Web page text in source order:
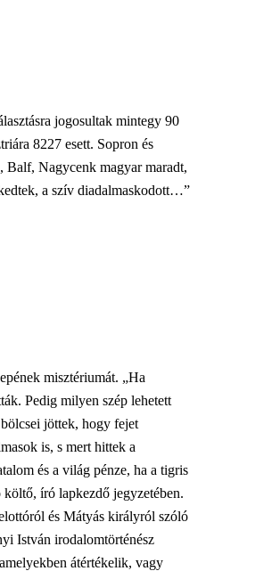
jogosultak mintegy 90
8227 esett. Sopron és
Balf, Nagycenk magyar maradt,
a szív diadalmaskodott…”
misztériumát. „Ha
Pedig milyen szép lehetett
jöttek, hogy fejet
is, s mert hittek a
és a világ pénze, ha a tigris
író lapkezdő jegyzetében.
és Mátyás királyról szóló
István irodalomtörténész
átértékelik, vagy